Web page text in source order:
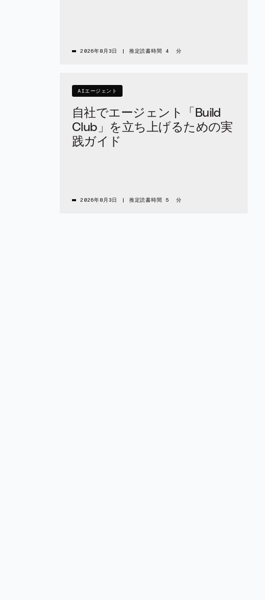
2026年8月3日 推定読書時間 4 分
AIエージェント
自社でエージェント「Build
Club」を立ち上げるための実
践ガイド
2026年8月3日 推定読書時間 5 分